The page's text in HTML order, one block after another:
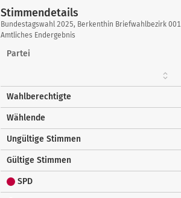
Stimmendetails
Stimmendetails
Bundestagswahl 2025, Berkenthin Briefwahlbezirk 001
Amtliches Endergebnis
Partei
Wahlberechtigte
Wählende
Ungültige Stimmen
Gültige Stimmen
SPD